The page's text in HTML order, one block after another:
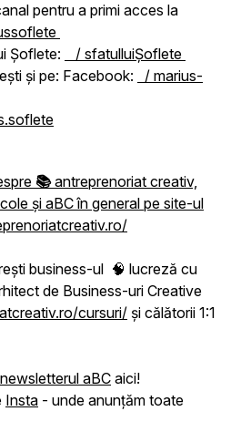
pentru a primi acces la
Șoflete:
/ sfatulluiȘoflete
și pe: Facebook:
/ marius-
📚antreprenoriat creativ,
și aBC în general pe site-ul
business-ul 🧠 lucreză cu
de Business-uri Creative
cursuri/ și călătorii 1:1
newsletterul aBC aici!
Insta - unde anunțăm toate